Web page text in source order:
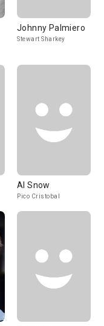
Johnny Palmiero
Stewart Sharkey
Al Snow
Pico Cristobal